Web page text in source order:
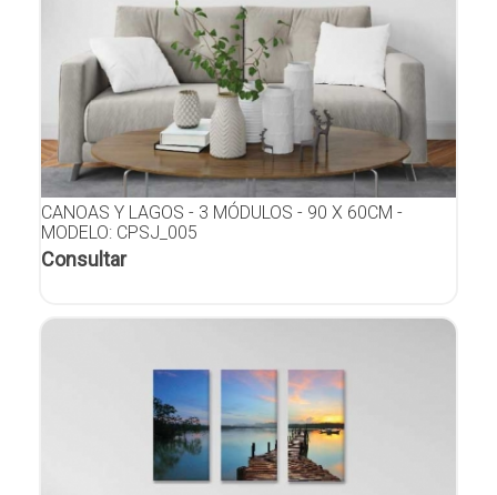
CANOAS Y LAGOS - 3 MÓDULOS - 90 X 60CM -
MODELO: CPSJ_005
Consultar